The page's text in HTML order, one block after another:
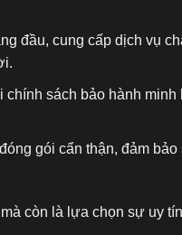
đầu, cung cấp dịch vụ
sách bảo hành
gói cẩn thận, đảm
còn là lựa chọn sự uy